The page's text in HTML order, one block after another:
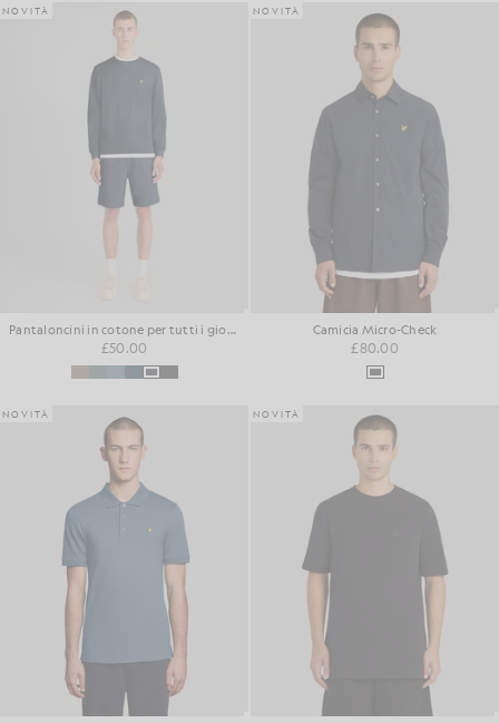
NOVITÀ
Pantaloncini in cotone per tutti i giorni
£50.00
NOVITÀ
Camicia Micro-Check
£80.00
NOVITÀ NOVITÀ